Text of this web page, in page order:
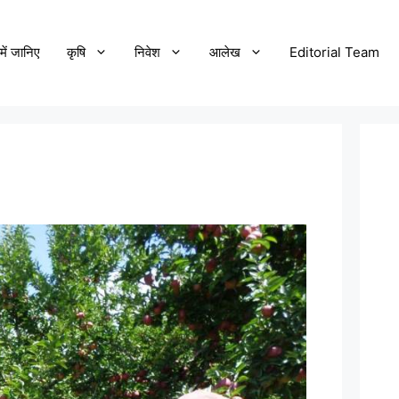
जानिए कृषि निवेश आलेख Editorial Team